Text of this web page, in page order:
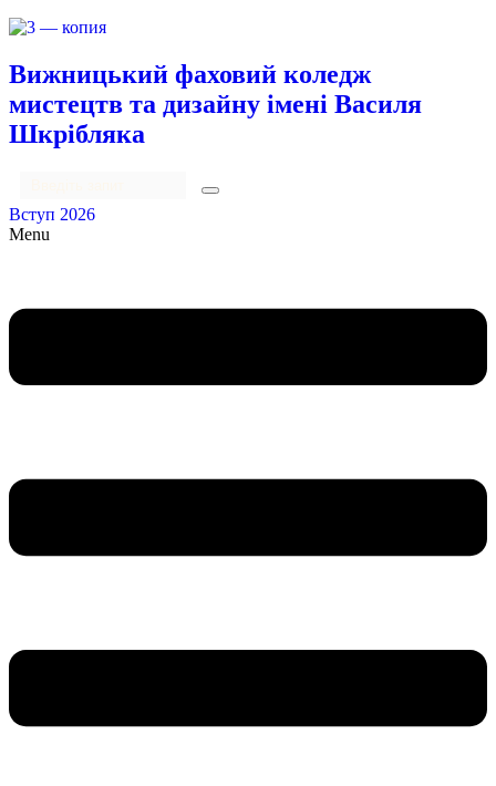
Вижницький фаховий коледж
мистецтв та дизайну імені Василя
Шкрібляка
Вступ 2026
Menu